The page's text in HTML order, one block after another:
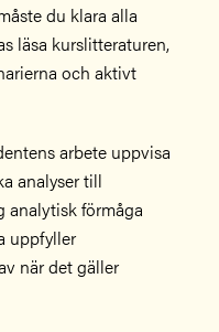
du klara alla
läsa kurslitteraturen,
och aktivt
arbete uppvisa
analyser till
analytisk förmåga
uppfyller
när det gäller